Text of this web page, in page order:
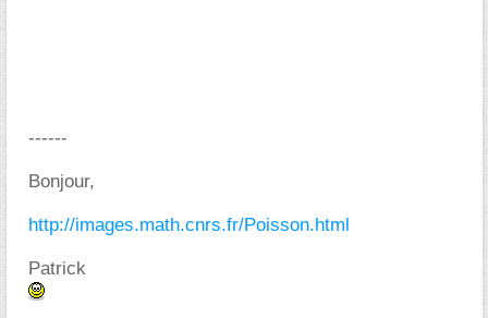
------
Bonjour,
http://images.math.cnrs.fr/Poisson.html
Patrick